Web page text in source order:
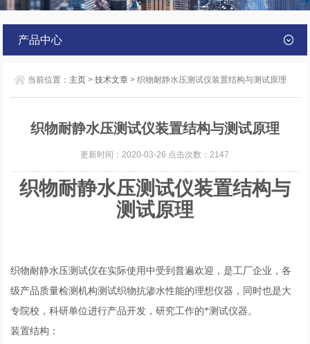
产品中心
当前位置： 主页 >技术文章 > 织物耐静水压测试仪装置结构与测试原理
织物耐静水压测试仪装置结构与测试原理
更新时间：2020-03-26 点击次数：2147
织物耐静水压测试仪装置结构与
测试原理
织物耐静水压测试仪在实际使用中受到普遍欢迎，是工厂企业，各
级产品质量检测机构测试织物抗渗水性能的理想仪器，同时也是大
专院校，科研单位进行产品开发，研究工作的*测试仪器。
装置结构：